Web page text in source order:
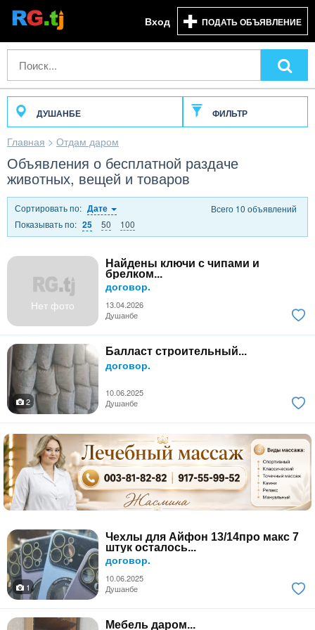
Вход ПОДАТЬ ОБЪЯВЛЕНИЕ
ДУШАНБЕ ФИЛЬТР
Главная > Отдам даром
Объявления о бесплатной раздаче
животных, вещей и товаров
Сортировать по: Дате
Показывать по: 25 50 100
Всего 10 объявлений
Нет фото
Найдены ключи с чипами и
брелком...
договор.
13.04.2026
Душанбе
Балласт строительный...
договор.
10.06.2025
2
Душанбе
Чехлы для Айфон 13/14про макс 7
штук осталось...
договор.
10.06.2025
1
Душанбе
Мебель даром...